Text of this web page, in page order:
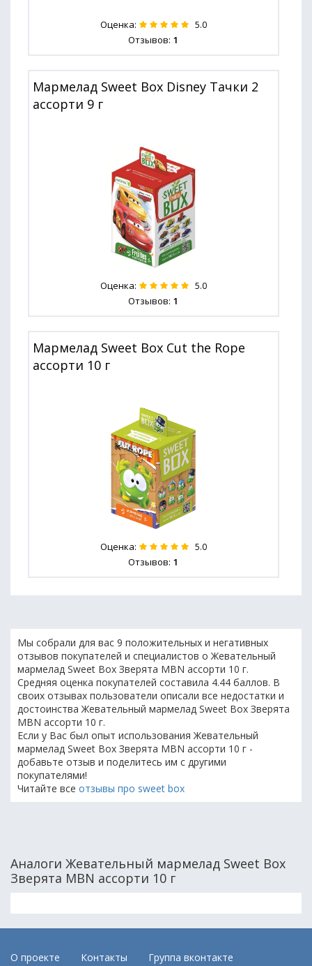
Оценка: 5.0
Отзывов: 1
Мармелад Sweet Box Disney Тачки 2
ассорти 9 г
Оценка: 5.0
Отзывов: 1
Мармелад Sweet Box Cut the Rope
ассорти 10 г
Оценка: 5.0
Отзывов: 1
Мы собрали для вас 9 положительных и негативных
отзывов покупателей и специалистов о Жевательный
мармелад Sweet Box Зверята MBN ассорти 10 г.
Средняя оценка покупателей составила 4.44 баллов. В
своих отзывах пользователи описали все недостатки и
достоинства Жевательный мармелад Sweet Box Зверята
MBN ассорти 10 г.
Если у Вас был опыт использования Жевательный
мармелад Sweet Box Зверята MBN ассорти 10 г -
добавьте отзыв и поделитесь им с другими
покупателями!
Читайте все отзывы про sweet box
Аналоги Жевательный мармелад Sweet Box
Зверята MBN ассорти 10 г
О проекте Контакты Группа вконтакте